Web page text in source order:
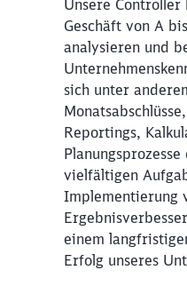
Unsere Controller
Geschäft von A
analysieren und
sich unter
Reportings,
vielfältigen
Implementierung
einem
Erfolg unseres